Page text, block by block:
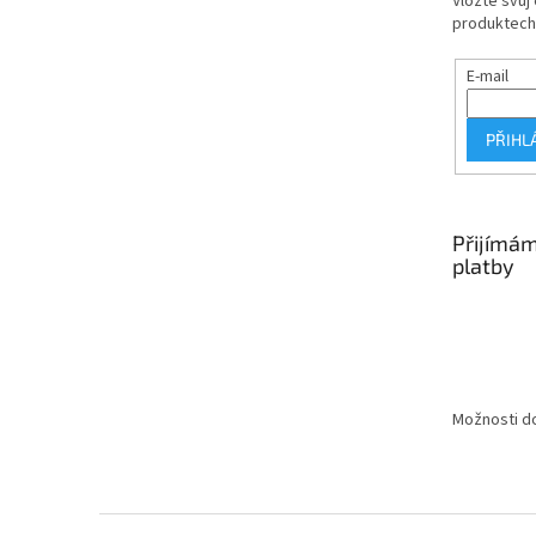
E-mail
platby
Možnosti